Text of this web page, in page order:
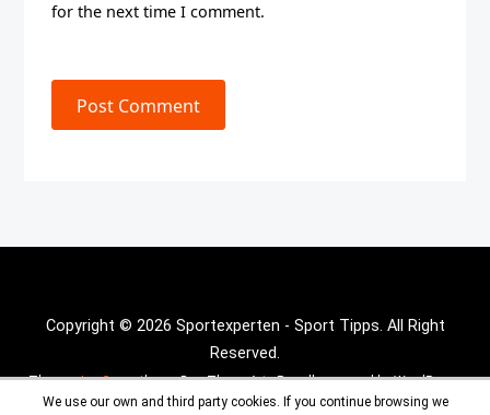
for the next time I comment.
Post Comment
Copyright © 2026 Sportexperten - Sport Tipps. All Right
Reserved.
Theme :Inx Gametheme By aThemeArt - Proudly powered by WordPress.
We use our own and third party cookies. If you continue browsing we